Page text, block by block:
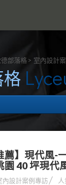
部落格 室內設計
薦】現代風-
園 40 坪現代
內設計案例專訪